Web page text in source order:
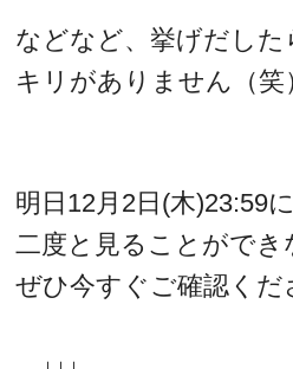
などなど、挙げだした
キリがありません（笑
明日12月2日(木)23:59
二度と見ることができ
ぜひ今すぐご確認くだ